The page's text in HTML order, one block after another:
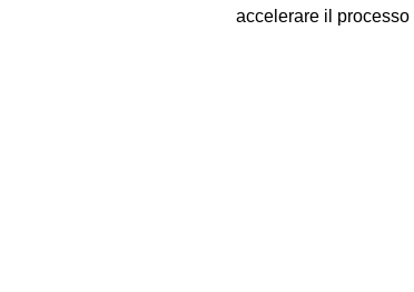
accelerare il processo